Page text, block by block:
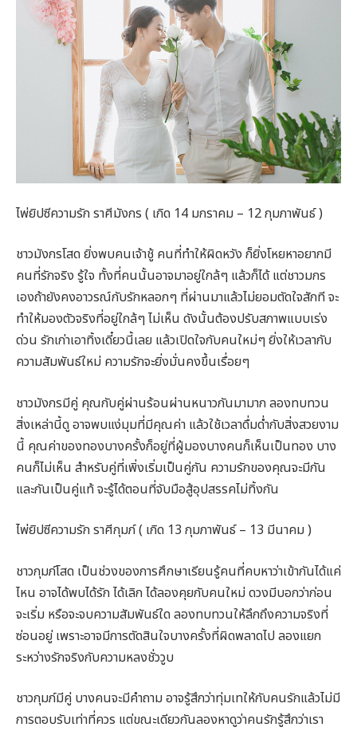
ไพ่ยิปซีความรัก ราศีมังกร ( เกิด 14 มกราคม – 12 กุมภาพันธ์ )
ชาวมังกรโสด ยิ่งพบคนเจ้าชู้ คนที่ทำให้ผิดหวัง ก็ยิ่งโหยหาอยากมี
คนที่รักจริง รู้ใจ ทั้งที่คนนั้นอาจมาอยู่ใกล้ๆ แล้วก็ได้ แต่ชาวมกร
เองถ้ายังคงอาวรณ์กับรักหลอกๆ ที่ผ่านมาแล้วไม่ยอมตัดใจสักที จะ
ทำให้มองตัวจริงที่อยู่ใกล้ๆ ไม่เห็น ดังนั้นต้องปรับสภาพแบบเร่ง
ด่วน รักเก่าเอาทิ้งเดี๋ยวนี้เลย แล้วเปิดใจกับคนใหม่ๆ ยิ่งให้เวลากับ
ความสัมพันธ์ใหม่ ความรักจะยิ่งมั่นคงขึ้นเรื่อยๆ
ชาวมังกรมีคู่ คุณกับคู่ผ่านร้อนผ่านหนาวกันมามาก ลองทบทวน
สิ่งเหล่านี้ดู อาจพบแง่มุมที่มีคุณค่า แล้วใช้เวลาดื่มด่ำกับสิ่งสวยงาม
นี้ คุณค่าของทองบางครั้งก็อยู่ที่ผู้มองบางคนก็เห็นเป็นทอง บาง
คนก็ไม่เห็น สำหรับคู่ที่เพิ่งเริ่มเป็นคู่กัน ความรักของคุณจะมีกัน
และกันเป็นคู่แท้ จะรู้ได้ตอนที่จับมือสู้อุปสรรคไม่ทิ้งกัน
ไพ่ยิปซีความรัก ราศีกุมภ์ ( เกิด 13 กุมภาพันธ์ – 13 มีนาคม )
ชาวกุมภ์โสด เป็นช่วงของการศึกษาเรียนรู้คนที่คบหาว่าเข้ากันได้แค่
ไหน อาจได้พบได้รัก ได้เลิก ได้ลองคุยกับคนใหม่ ดวงมีบอกว่าก่อน
จะเริ่ม หรือจะจบความสัมพันธ์ใด ลองทบทวนให้ลึกถึงความจริงที่
ซ่อนอยู่ เพราะอาจมีการตัดสินใจบางครั้งที่ผิดพลาดไป ลองแยก
ระหว่างรักจริงกับความหลงชั่ววูบ
ชาวกุมภ์มีคู่ บางคนจะมีคำถาม อาจรู้สึกว่าทุ่มเทให้กับคนรักแล้วไม่มี
การตอบรับเท่าที่ควร แต่ขณะเดียวกันลองหาดูว่าคนรักรู้สึกว่าเรา